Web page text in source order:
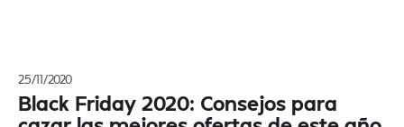
25/11/2020
Black Friday 2020: Consejos para